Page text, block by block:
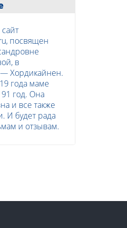
посвящен
в
Хордикайнен.
года маме
год. Она
и все также
И будет рада
и отзывам.